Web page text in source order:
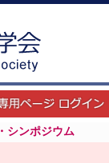
シンポジウム